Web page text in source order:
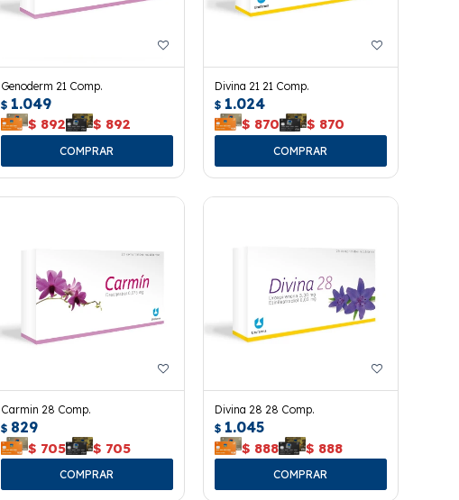
Genoderm 21 Comp.
$ 1.049
$ 892 $ 892
Divina 21 21 Comp.
$ 1.024
$ 870 $ 870
Carmin 28 Comp.
$ 829
$ 705 $ 705
Divina 28 28 Comp.
$ 1.045
$ 888 $ 888